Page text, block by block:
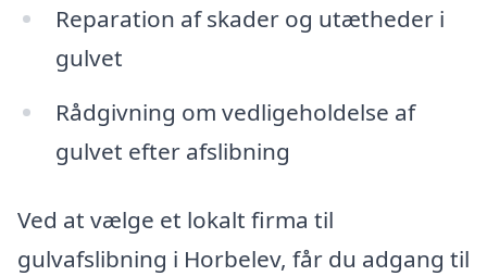
Reparation af skader og utætheder i
gulvet
Rådgivning om vedligeholdelse af
gulvet efter afslibning
Ved at vælge et lokalt firma til
gulvafslibning i Horbelev, får du adgang til